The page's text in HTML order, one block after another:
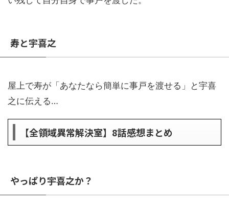
寿と宇喜之
屋上で寿が「あなたなら簡単に事戸を渡せる」と宇喜
之に伝える…
【全領域異常解決室】8話感想まとめ
やっぱり宇喜之か？